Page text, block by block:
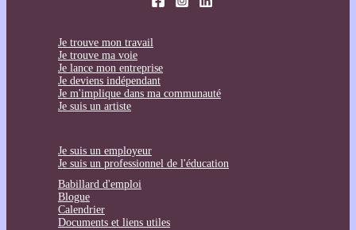
Je trouve mon travail
Je trouve ma voie
Je lance mon entreprise
Je deviens indépendant
Je m'implique dans ma communauté
Je suis un artiste
Je suis un employeur
Je suis un professionnel de l'éducation
Babillard d'emploi
Blogue
Calendrier
Documents et liens utiles